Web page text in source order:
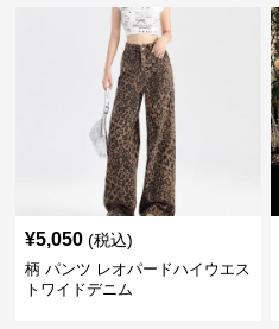
¥5,050 (税込)
柄 パンツ レオパードハイウエス
トワイドデニム